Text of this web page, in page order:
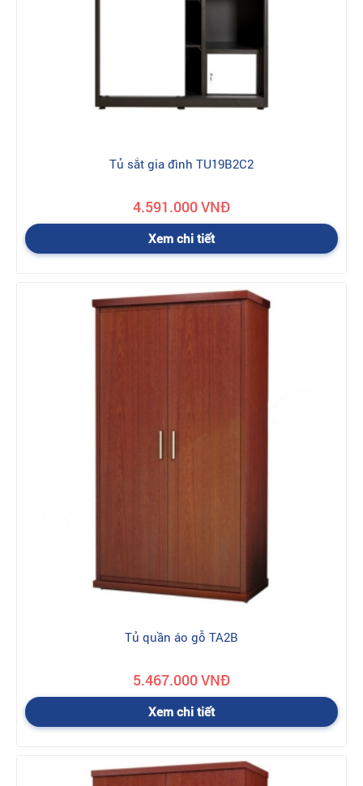
Tủ sắt gia đình TU19B2C2
4.591.000 VNĐ
Xem chi tiết
Tủ quần áo gỗ TA2B
5.467.000 VNĐ
Xem chi tiết